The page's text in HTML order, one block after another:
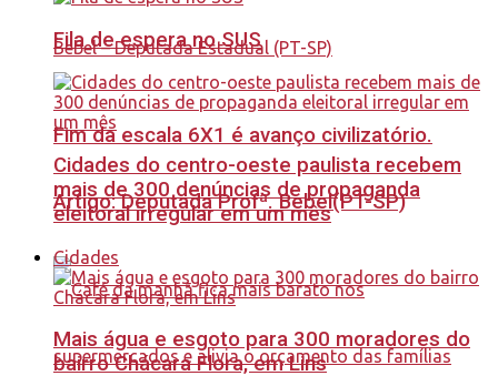
Fim da escala 6X1 é avanço civilizatório.
Artigo: Deputada Profª. Bebel(PT-SP)
Fila de espera no SUS
Cidades do centro-oeste paulista recebem
mais de 300 denúncias de propaganda
eleitoral irregular em um mês
Cidades
Mais água e esgoto para 300 moradores do
bairro Chácara Flora, em Lins